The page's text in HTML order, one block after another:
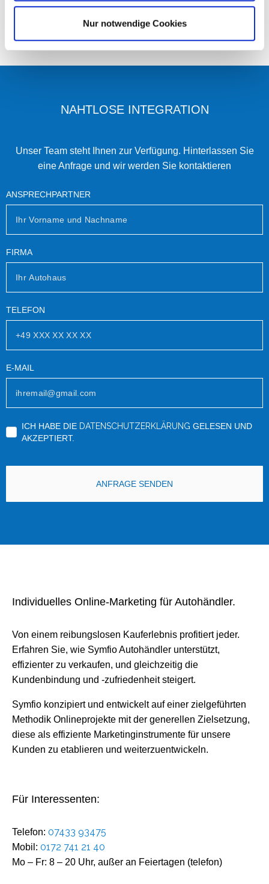
Nur notwendige Cookies
NAHTLOSE INTEGRATION
Unser Team steht Ihnen zur Verfügung. Hinterlassen Sie
eine Anfrage und wir werden Sie kontaktieren
ANSPRECHPARTNER
FIRMA
TELEFON
E-MAIL
ICH HABE DIE DATENSCHUTZERKLÄRUNG GELESEN UND
AKZEPTIERT.
ANFRAGE SENDEN
Individuelles Online-Marketing für Autohändler.
Von einem reibungslosen Kauferlebnis profitiert jeder.
Erfahren Sie, wie Symfio Autohändler unterstützt,
effizienter zu verkaufen, und gleichzeitig die
Kundenbindung und -zufriedenheit steigert.
Symfio konzipiert und entwickelt auf einer zielgeführten
Methodik Onlineprojekte mit der generellen Zielsetzung,
diese als effiziente Marketinginstrumente für unsere
Kunden zu etablieren und weiterzuentwickeln.
Für Interessenten:
Telefon: 07433 93475
Mobil: 0172 741 21 40
Mo – Fr: 8 – 20 Uhr, außer an Feiertagen (telefon)